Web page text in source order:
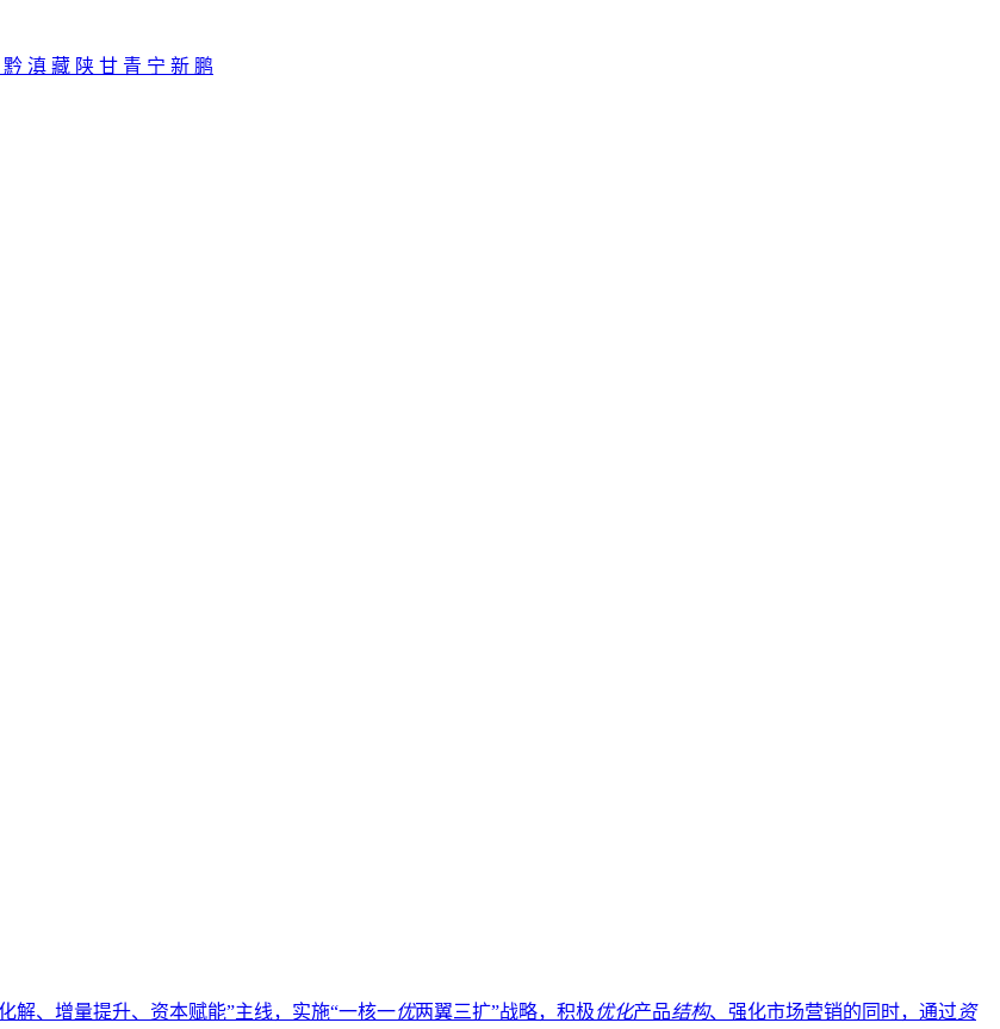
黔 滇 藏 陕 甘 青 宁 新 鹏
解、增量提升、资本赋能”主线，实施“一核一优两翼三扩”战略，积极优化产品结构、强化市场营销的同时，通过资